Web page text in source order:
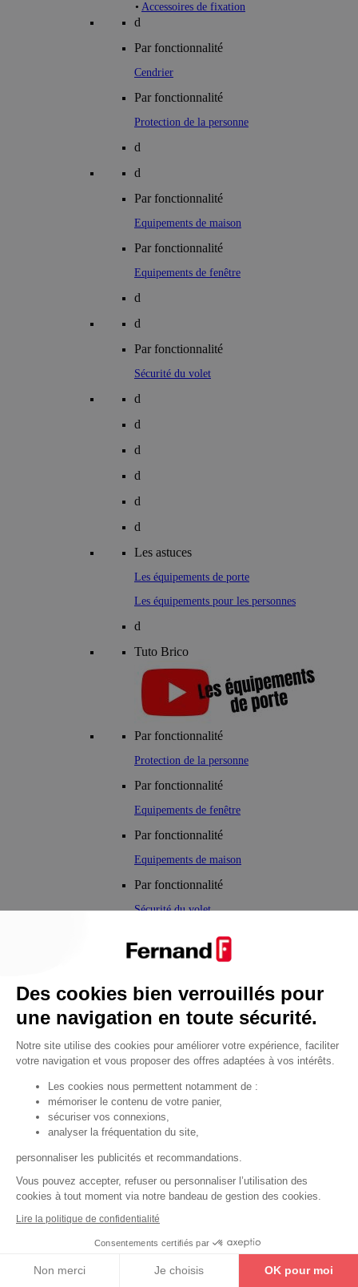
• Accessoires de fixation
d
Par fonctionnalité
Cendrier
Par fonctionnalité
Protection de la personne
d
d
Par fonctionnalité
Equipements de maison
Par fonctionnalité
Equipements de fenêtre
d
d
Par fonctionnalité
Sécurité du volet
d
d
d
d
d
d
Les astuces
Les équipements de porte
Les équipements pour les personnes
d
Tuto Brico
Par fonctionnalité
Protection de la personne
Par fonctionnalité
Equipements de fenêtre
Par fonctionnalité
Equipements de maison
Par fonctionnalité
Sécurité du volet
Par fonctionnalité
Cendrier
Par fonctionnalité
Equipements de porte
•Judas de porte
Fermes-portes
•Arrêts de porte
•Butoirs de porte
• Charnières de porte
• Accessoires de fixation
Les astuces
Les équipements de porte
Les équipements pour les personnes
Des cookies bien verrouillés pour
une navigation en toute sécurité.
Notre site utilise des cookies pour améliorer votre expérience, faciliter
votre navigation et vous proposer des offres adaptées à vos intérêts.
Les cookies nous permettent notamment de :
mémoriser le contenu de votre panier,
sécuriser vos connexions,
analyser la fréquentation du site,
personnaliser les publicités et recommandations.
Vous pouvez accepter, refuser ou personnaliser l’utilisation des
cookies à tout moment via notre bandeau de gestion des cookies.
Lire la politique de confidentialité
Consentements certifiés par
Non merci Je choisis OK pour moi